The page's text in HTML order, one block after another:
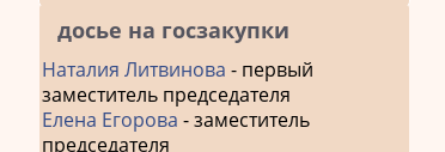
досье на госзакупки
Наталия Литвинова - первый
заместитель председателя
Елена Егорова - заместитель
председателя